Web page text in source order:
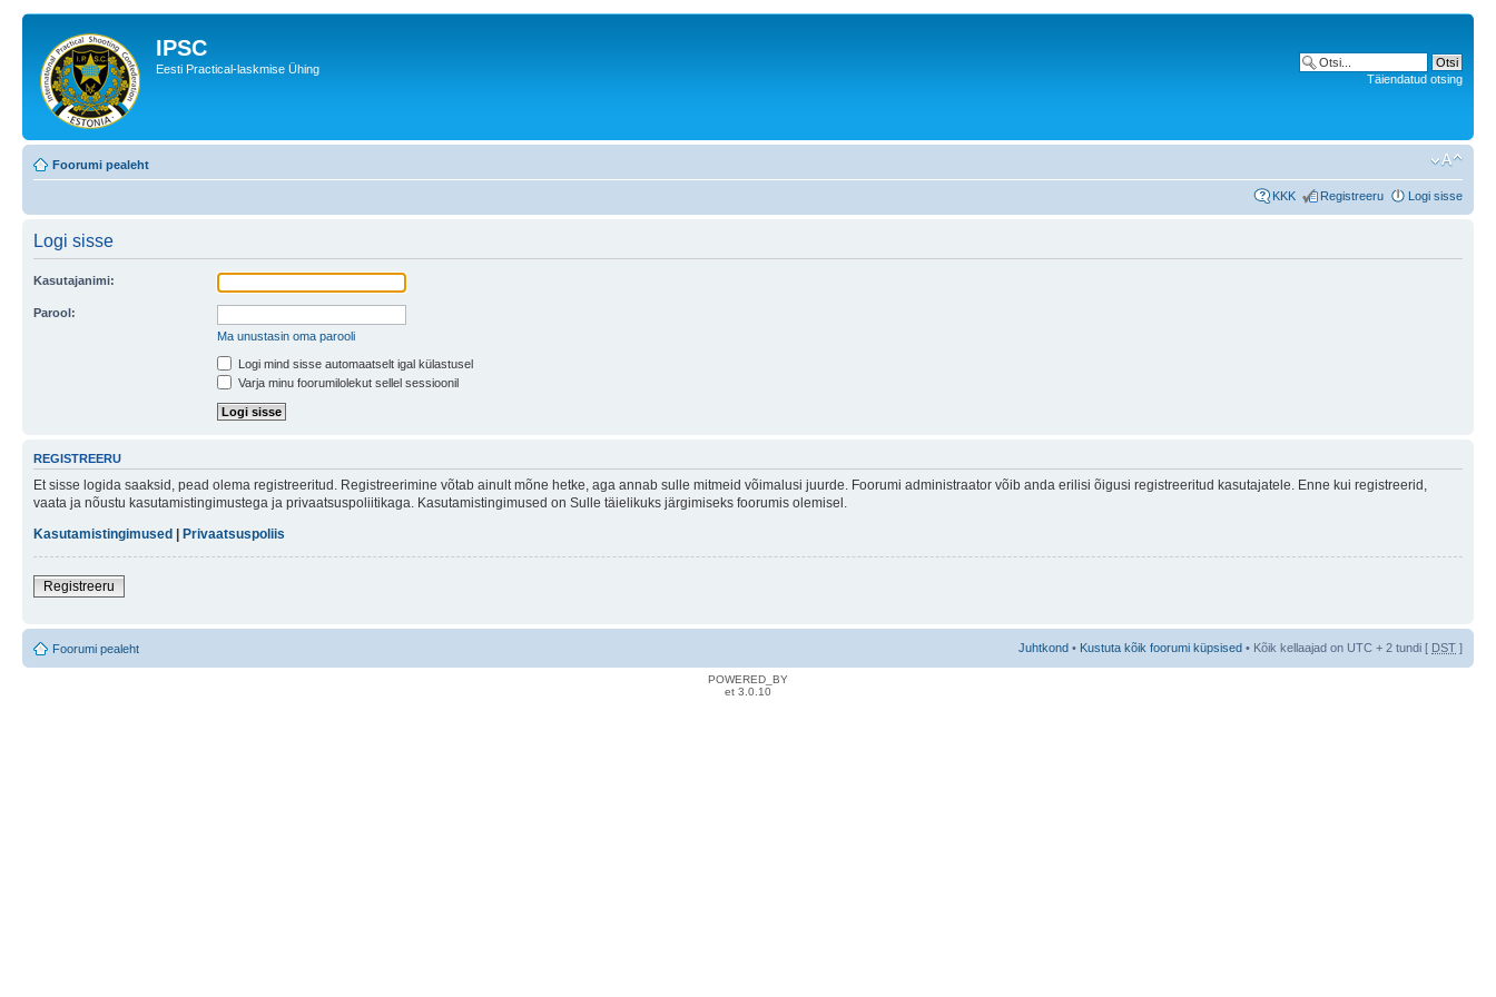
IPSC
Eesti Practical-laskmise Ühing
Täiendatud otsing
Foorumi pealeht
KKK Registreeru Logi sisse
Logi sisse
Kasutajanimi:
Parool:
Ma unustasin oma parooli
Logi mind sisse automaatselt igal külastusel
Varja minu foorumilolekut sellel sessioonil
REGISTREERU
Et sisse logida saaksid, pead olema registreeritud. Registreerimine võtab ainult mõne hetke, aga annab sulle mitmeid võimalusi juurde. Foorumi administraator võib anda erilisi õigusi registreeritud kasutajatele. Enne kui registreerid,
vaata ja nõustu kasutamistingimustega ja privaatsuspoliitikaga. Kasutamistingimused on Sulle täielikuks järgimiseks foorumis olemisel.
Kasutamistingimused | Privaatsuspoliis
Registreeru
Foorumi pealeht Juhtkond • Kustuta kõik foorumi küpsised • Kõik kellaajad on UTC + 2 tundi [ DST ]
POWERED_BY
et 3.0.10